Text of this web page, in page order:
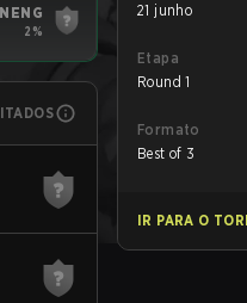
2%
21 junho
Etapa
Round 1
Formato
Best of 3
IR PARA O